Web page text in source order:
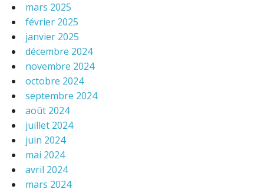
mars 2025
février 2025
janvier 2025
décembre 2024
novembre 2024
octobre 2024
septembre 2024
août 2024
juillet 2024
juin 2024
mai 2024
avril 2024
mars 2024